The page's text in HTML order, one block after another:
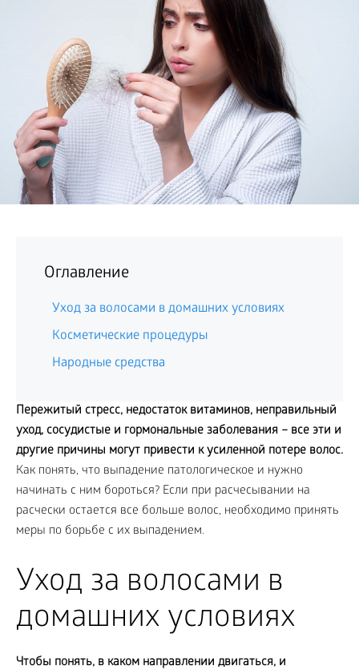
Оглавление
Уход за волосами в домашних условиях
Косметические процедуры
Народные средства
Пережитый стресс, недостаток витаминов, неправильный
уход, сосудистые и гормональные заболевания – все эти и
другие причины могут привести к усиленной потере волос.
Как понять, что выпадение патологическое и нужно
начинать с ним бороться? Если при расчесывании на
расчески остается все больше волос, необходимо принять
меры по борьбе с их выпадением.
Уход за волосами в
домашних условиях
Чтобы понять, в каком направлении двигаться, и